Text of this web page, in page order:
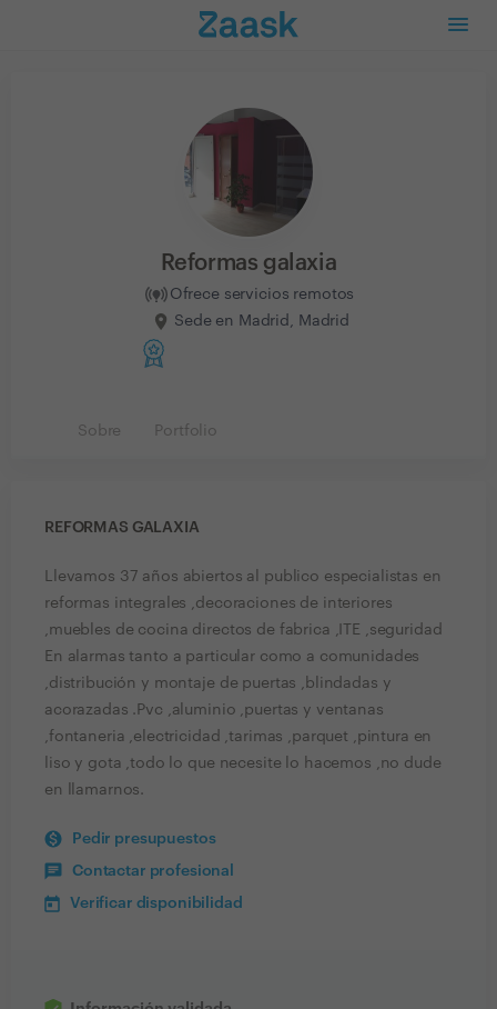
Reformas galaxia
Ofrece servicios remotos
Sede en Madrid, Madrid
Sobre Portfolio
REFORMAS GALAXIA
Llevamos 37 años abiertos al publico especialistas en
reformas integrales ,decoraciones de interiores
,muebles de cocina directos de fabrica ,ITE ,seguridad
En alarmas tanto a particular como a comunidades
,distribución y montaje de puertas ,blindadas y
acorazadas .Pvc ,aluminio ,puertas y ventanas
,fontaneria ,electricidad ,tarimas ,parquet ,pintura en
liso y gota ,todo lo que necesite lo hacemos ,no dude
en llamarnos.
Pedir presupuestos
Contactar profesional
Verificar disponibilidad